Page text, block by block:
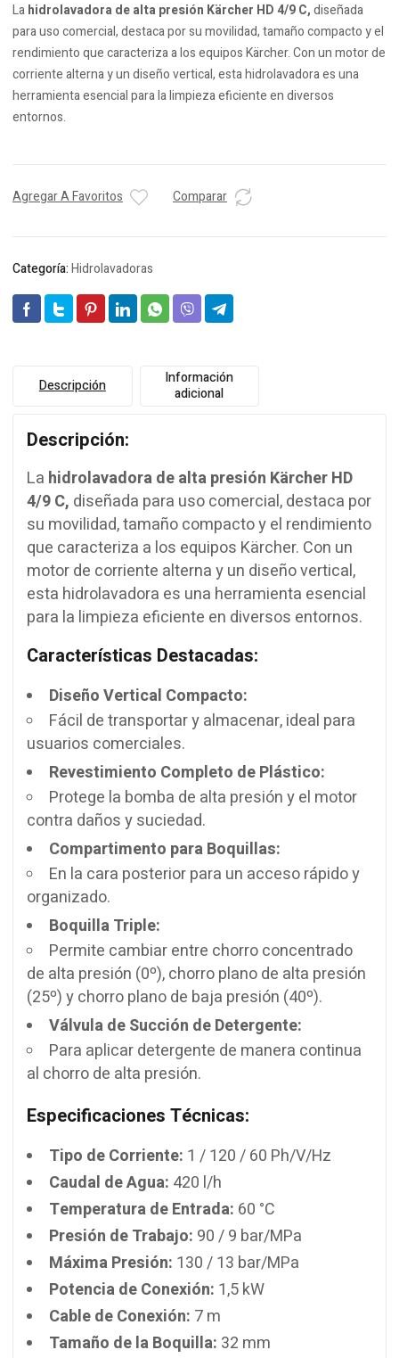
Lahidrolavadora de alta presión Kärcher HD 4/9 C,diseñada
para uso comercial, destaca por su movilidad, tamaño compacto y el
rendimiento que caracteriza a los equipos Kärcher. Con un motor de
corriente alterna y un diseño vertical, esta hidrolavadora es una
herramienta esencial para la limpieza eficiente en diversos
entornos.
Agregar A Favoritos Comparar
Categoría:Hidrolavadoras
Descripción
Información
adicional
Descripción:
La hidrolavadora de alta presión Kärcher HD
4/9 C, diseñada para uso comercial, destaca por
su movilidad, tamaño compacto y el rendimiento
que caracteriza a los equipos Kärcher. Con un
motor de corriente alterna y un diseño vertical,
esta hidrolavadora es una herramienta esencial
para la limpieza eficiente en diversos entornos.
Características Destacadas:
Diseño Vertical Compacto:
Fácil de transportar y almacenar, ideal para
usuarios comerciales.
Revestimiento Completo de Plástico:
Protege la bomba de alta presión y el motor
contra daños y suciedad.
Compartimento para Boquillas:
En la cara posterior para un acceso rápido y
organizado.
Boquilla Triple:
Permite cambiar entre chorro concentrado
de alta presión (0º), chorro plano de alta presión
(25º) y chorro plano de baja presión (40º).
Válvula de Succión de Detergente:
Para aplicar detergente de manera continua
al chorro de alta presión.
Especificaciones Técnicas:
Tipo de Corriente: 1 / 120 / 60 Ph/V/Hz
Caudal de Agua: 420 l/h
Temperatura de Entrada: 60 °C
Presión de Trabajo: 90 / 9 bar/MPa
Máxima Presión: 130 / 13 bar/MPa
Potencia de Conexión: 1,5 kW
Cable de Conexión: 7 m
Tamaño de la Boquilla: 32 mm